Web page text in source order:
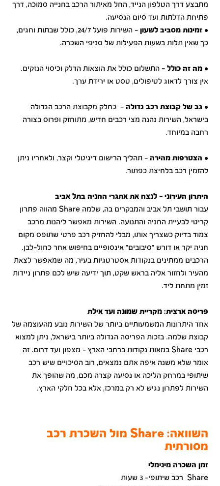
מתבצע דרך הטלפון הנייד, החל מאיתור הרכב בחנייה סמוכה, דרך
פתיחת הדלתות ועד סיום הנסיעה.
• זמינות מסביב לשעון
- השירות פועל 24/7, כולל שבתות וחגים,
כך שאין תלות בשעות הפעילות של סניפי השכרה.
• מה זה כולל - התשלום כולל את הוצאות הדלק וכיסוי הנזקים.
אין צורך לדאוג לטיפולים, טסט או ירידת ערך.
• גב של קבוצת רכב גדולה - כחלק מקבוצת הרכב הגדולה
בישראל, השירות נהנה מצי רכבים חדיש, מתוחזק ופרוס בצורה
רחבה במיוחד.
• הצטרפות מהירה - תהליך הרישום דיגיטלי וקצר, ולאחריו ניתן
להזמין רכב בלחיצת כפתור.
היתרון העירוני - לנצח את אתגרי החניה בתל אביב
עבור תושבי תל אביב והמבקרים בה, שלמה Share מהווה פתרון
קריטי לבעיית החניה והתנועה. השירות מאפשר ליהנות מרכב
צמוד בדיוק כשצריך אותו, מבלי להחזיק רכב פרטי שתופס מקום
חניה יקר או דורש "סיבובים" אינסופיים בחיפוש אחר כחול-לבן.
הרכבים ממתינים בנקודות אסטרטגיות בעיר, מה שמאפשר לצאת
מהעיר ולחזור אליה בראש שקט, תוך ידיעה שיש לכם פתרון ניידות
זמין מתחת ליד.
פריסה ארצית: מקריית שמונה ועד אילת
אחד היתרונות המשמעותיים ביותר של השירות נובע מהעוצמה של
קבוצת שלמה. בזכות הפריסה הגדולה ביותר בישראל, ניתן למצוא
רכבי Share במאות נקודות ברחבי הארץ – מצפון ועד דרום. זה
אומר שלא משנה איפה אתם נמצאים, רוב הסיכויים שיש רכב
שיתופי במרחק הליכה או נסיעה קצרה מכם, מה שהופך את
השירות לפתרון נגיש לא רק במרכז, אלא בכל חלקי הארץ.
השוואה: Share מול השכרת רכב
מסורתית
זמן השכרה מינימלי
Share רכב שיתופי- 3 שעות